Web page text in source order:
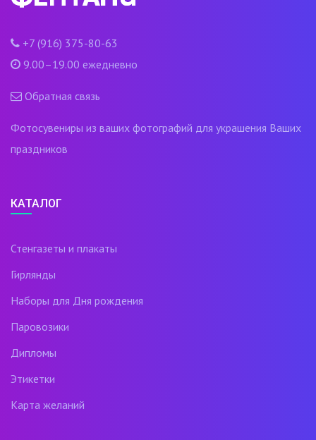
+7 (916) 375-80-63
9.00–19.00 ежедневно
Обратная связь
Фотосувениры из ваших фотографий для украшения Ваших
праздников
КАТАЛОГ
Стенгазеты и плакаты
Гирлянды
Наборы для Дня рождения
Паровозики
Дипломы
Этикетки
Карта желаний